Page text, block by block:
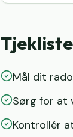
Mål dit
Sørg for at
Kontrollér